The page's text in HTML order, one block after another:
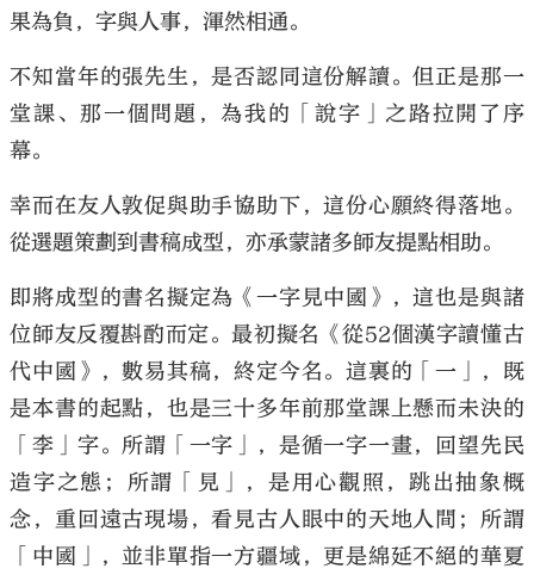
果為負，字與人事，渾然相通。
不知當年的張先生，是否認同這份解讀。但正是那一
堂課、那一個問題，為我的「說字」之路拉開了序
幕。
幸而在友人敦促與助手協助下，這份心願終得落地。
從選題策劃到書稿成型，亦承蒙諸多師友提點相助。
即將成型的書名擬定為《一字見中國》，這也是與諸
位師友反覆斟酌而定。最初擬名《從52個漢字讀懂古
代中國》，數易其稿，終定今名。這裏的「一」，既
是本書的起點，也是三十多年前那堂課上懸而未決的
「李」字。所謂「一字」，是循一字一畫，回望先民
造字之態；所謂「見」，是用心觀照，跳出抽象概
念，重回遠古現場，看見古人眼中的天地人間；所謂
「中國」，並非單指一方疆域，更是綿延不絕的華夏